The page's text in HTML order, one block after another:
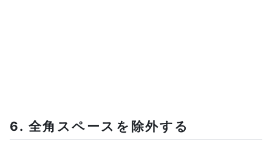
6. 全角スペースを除外する